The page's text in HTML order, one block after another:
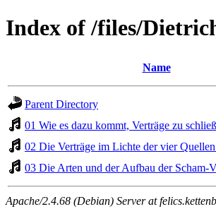
Index of /files/
Name
Parent Directory
01 Wie es dazu kommt, Verträge zu
02 Die Verträge im Lichte der vier
03 Die Arten und der Aufbau der Scham-
Apache/2.4.68 (Debian) Server at